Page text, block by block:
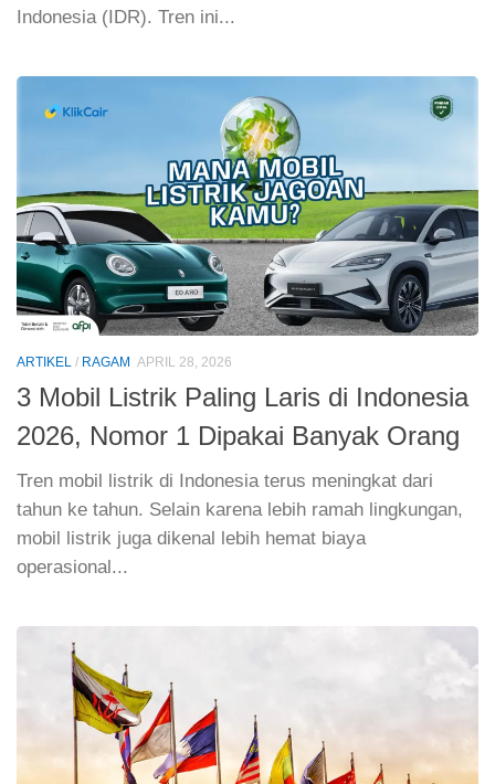
Indonesia (IDR). Tren ini...
ARTIKEL / RAGAM APRIL 28, 2026
3 Mobil Listrik Paling Laris di Indonesia
2026, Nomor 1 Dipakai Banyak Orang
Tren mobil listrik di Indonesia terus meningkat dari
tahun ke tahun. Selain karena lebih ramah lingkungan,
mobil listrik juga dikenal lebih hemat biaya
operasional...